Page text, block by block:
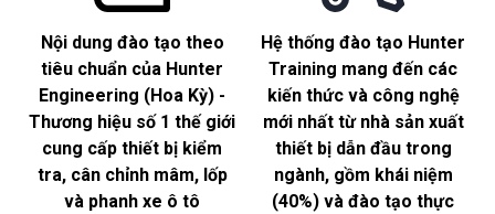
Nội dung đào tạo theo
tiêu chuẩn của Hunter
Engineering (Hoa Kỳ) -
Thương hiệu số 1 thế giới
cung cấp thiết bị kiểm
tra, cân chỉnh mâm, lốp
và phanh xe ô tô
Hệ thống đào tạo Hunter
Training mang đến các
kiến thức và công nghệ
mới nhất từ nhà sản xuất
thiết bị dẫn đầu trong
ngành, gồm khái niệm
(40%) và đào tạo thực